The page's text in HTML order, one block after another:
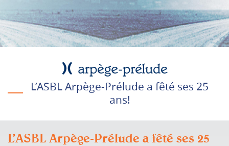
L’ASBL Arpège-Prélude a fêté ses 25
ans!
L’ASBL Arpège-Prélude a fêté ses 25